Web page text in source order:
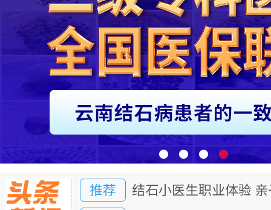
推荐 结石小医生职业体验
推荐 缅怀张宝善教授——将
推荐 结石小医生职业体验